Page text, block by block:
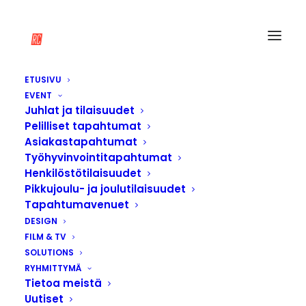
ETUSIVU
EVENT
Juhlat ja tilaisuudet
Pelilliset tapahtumat
Asiakastapahtumat
Työhyvinvointitapahtumat
Henkilöstötilaisuudet
Pikkujoulu- ja joulutilaisuudet
Tapahtumavenuet
DESIGN
FILM & TV
SOLUTIONS
RYHMITTYMÄ
Tietoa meistä
Uutiset